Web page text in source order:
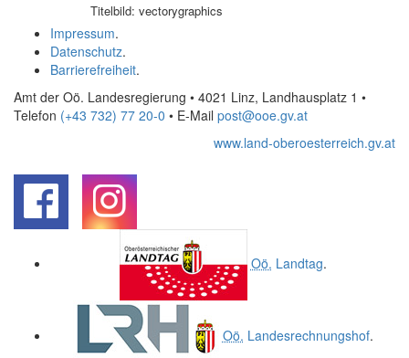
Titelbild: vectorygraphics
Impressum.
Datenschutz.
Barrierefreiheit.
Amt der Oö. Landesregierung • 4021 Linz, Landhausplatz 1 •
Telefon (+43 732) 77 20-0 • E-Mail post@ooe.gv.at
www.land-oberoesterreich.gv.at
Oö. Landtag.
Oö. Landesrechnungshof.